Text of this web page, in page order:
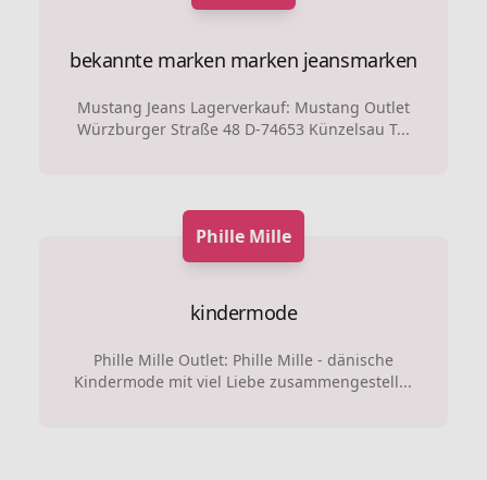
bekannte marken marken jeansmarken
Mustang Jeans Lagerverkauf: Mustang Outlet
Würzburger Straße 48 D-74653 Künzelsau T...
Phille Mille
kindermode
Phille Mille Outlet: Phille Mille - dänische
Kindermode mit viel Liebe zusammengestell...